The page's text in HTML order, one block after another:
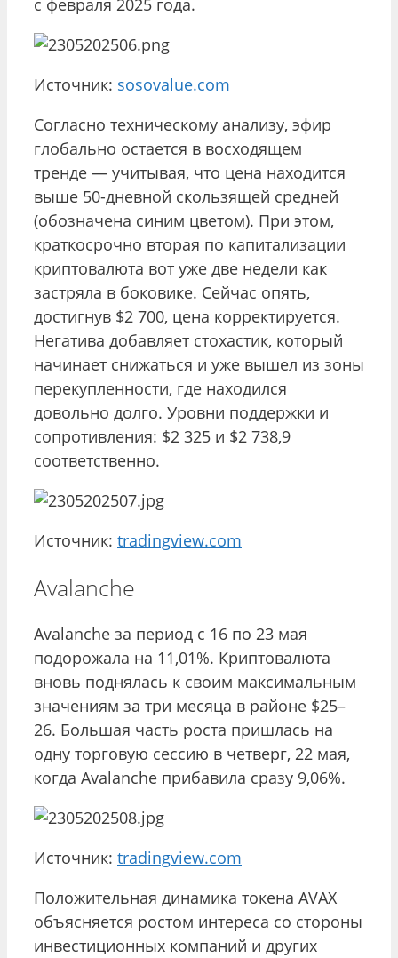
Источник: sosovalue.com
Согласно техническому анализу, эфир
глобально остается в восходящем
тренде — учитывая, что цена находится
выше 50-дневной скользящей средней
(обозначена синим цветом). При этом,
краткосрочно вторая по капитализации
криптовалюта вот уже две недели как
застряла в боковике. Сейчас опять,
достигнув $2 700, цена корректируется.
Негатива добавляет стохастик, который
начинает снижаться и уже вышел из зоны
перекупленности, где находился
довольно долго. Уровни поддержки и
сопротивления: $2 325 и $2 738,9
соответственно.
Источник: tradingview.com
Avalanche
Avalanche за период с 16 по 23 мая
подорожала на 11,01%. Криптовалюта
вновь поднялась к своим максимальным
значениям за три месяца в районе $25–
26. Большая часть роста пришлась на
одну торговую сессию в четверг, 22 мая,
когда Avalanche прибавила сразу 9,06%.
Источник: tradingview.com
Положительная динамика токена AVAX
объясняется ростом интереса со стороны
инвестиционных компаний и других